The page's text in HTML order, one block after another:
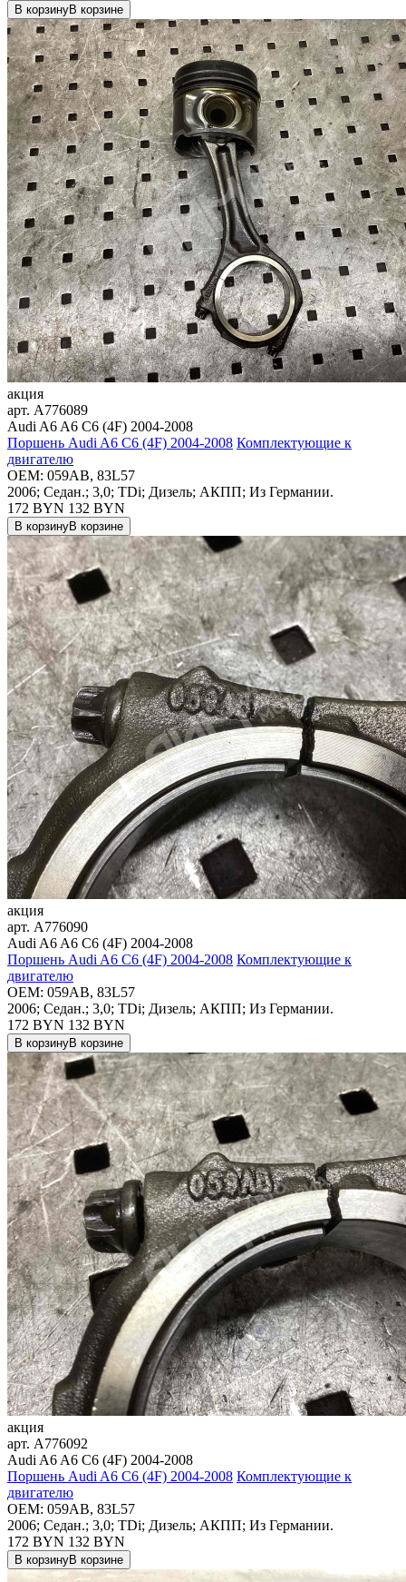
В корзинуВ корзине
акция
арт. A776089
Audi A6 A6 C6 (4F) 2004-2008
Поршень Audi A6 C6 (4F) 2004-2008 Комплектующие к
двигателю
OEM: 059AB, 83L57
2006; Седан.; 3,0; TDi; Дизель; АКПП; Из Германии.
172 BYN 132 BYN
В корзинуВ корзине
акция
арт. A776090
Audi A6 A6 C6 (4F) 2004-2008
Поршень Audi A6 C6 (4F) 2004-2008 Комплектующие к
двигателю
OEM: 059AB, 83L57
2006; Седан.; 3,0; TDi; Дизель; АКПП; Из Германии.
172 BYN 132 BYN
В корзинуВ корзине
акция
арт. A776092
Audi A6 A6 C6 (4F) 2004-2008
Поршень Audi A6 C6 (4F) 2004-2008 Комплектующие к
двигателю
OEM: 059AB, 83L57
2006; Седан.; 3,0; TDi; Дизель; АКПП; Из Германии.
172 BYN 132 BYN
В корзинуВ корзине